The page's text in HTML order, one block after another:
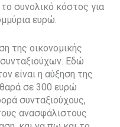
συνολικό κόστος για
ευρώ.
της οικονομικής
Εδώ
είναι η αύξηση της
σε 300 ευρώ
συνταξιούχους,
ανασφάλιστους